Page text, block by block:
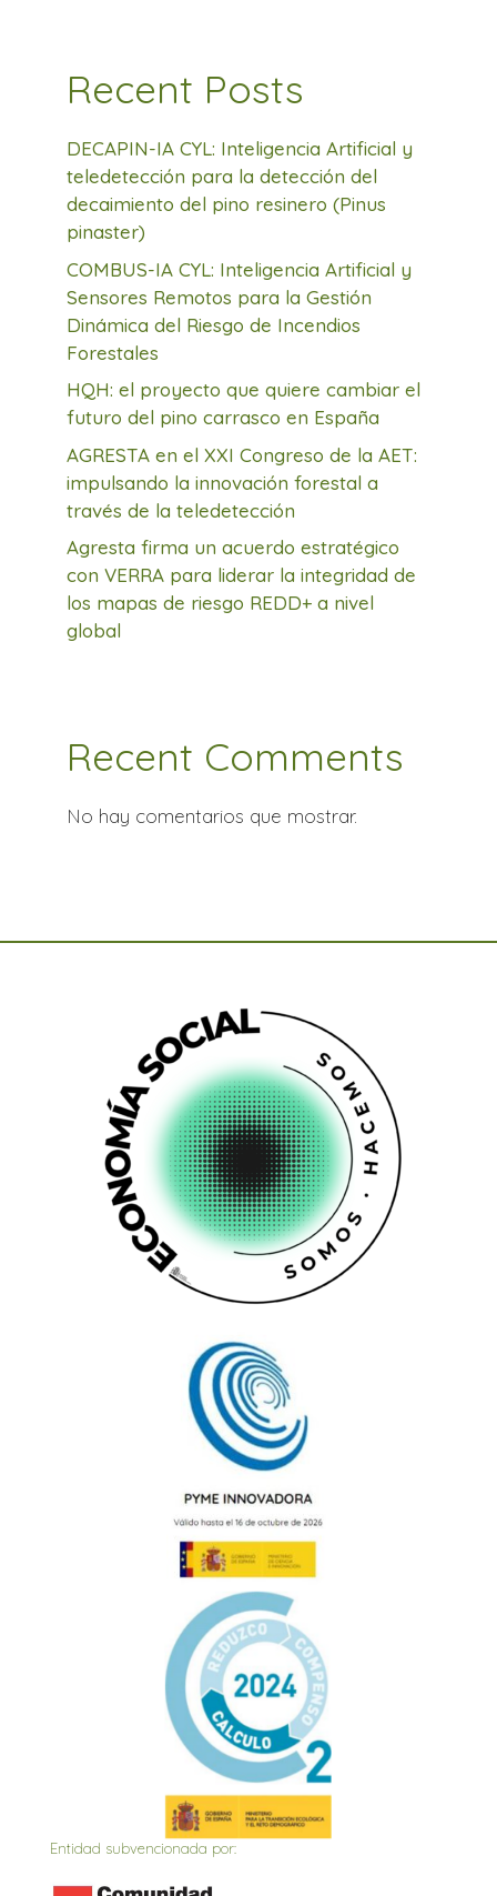
Recent Posts
DECAPIN-IA CYL: Inteligencia Artificial y
teledetección para la detección del
decaimiento del pino resinero (Pinus
pinaster)
COMBUS-IA CYL: Inteligencia Artificial y
Sensores Remotos para la Gestión
Dinámica del Riesgo de Incendios
Forestales
HQH: el proyecto que quiere cambiar el
futuro del pino carrasco en España
AGRESTA en el XXI Congreso de la AET:
impulsando la innovación forestal a
través de la teledetección
Agresta firma un acuerdo estratégico
con VERRA para liderar la integridad de
los mapas de riesgo REDD+ a nivel
global
Recent Comments
No hay comentarios que mostrar.
Entidad subvencionada por: